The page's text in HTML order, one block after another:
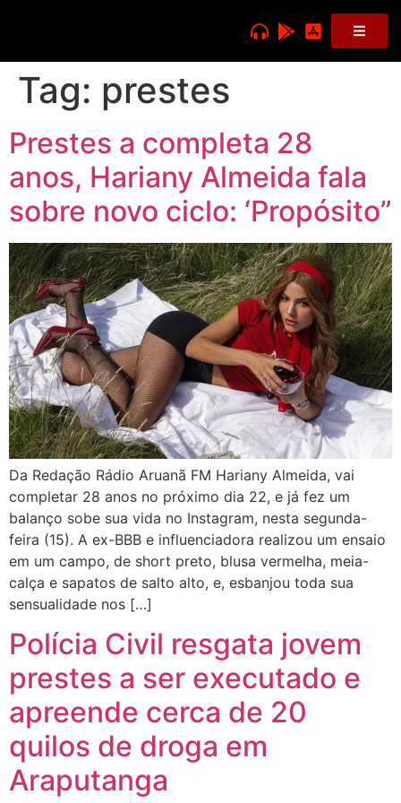
Tag: prestes
Prestes a completa 28
anos, Hariany Almeida fala
sobre novo ciclo: ‘Propósito”
Da Redação Rádio Aruanã FM Hariany Almeida, vai
completar 28 anos no próximo dia 22, e já fez um
balanço sobe sua vida no Instagram, nesta segunda-
feira (15). A ex-BBB e influenciadora realizou um ensaio
em um campo, de short preto, blusa vermelha, meia-
calça e sapatos de salto alto, e, esbanjou toda sua
sensualidade nos […]
Polícia Civil resgata jovem
prestes a ser executado e
apreende cerca de 20
quilos de droga em
Araputanga